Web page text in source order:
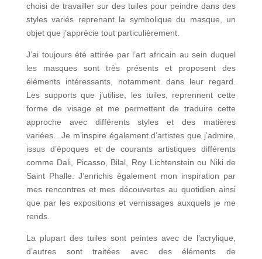
choisi de travailler sur des tuiles pour peindre dans des
styles variés reprenant la symbolique du masque, un
objet que j’apprécie tout particulièrement.
J’ai toujours été attirée par l’art africain au sein duquel
les masques sont très présents et proposent des
éléments intéressants, notamment dans leur regard.
Les supports que j’utilise, les tuiles, reprennent cette
forme de visage et me permettent de traduire cette
approche avec différents styles et des matières
variées…Je m’inspire également d’artistes que j’admire,
issus d’époques et de courants artistiques différents
comme Dali, Picasso, Bilal, Roy Lichtenstein ou Niki de
Saint Phalle. J’enrichis également mon inspiration par
mes rencontres et mes découvertes au quotidien ainsi
que par les expositions et vernissages auxquels je me
rends.
La plupart des tuiles sont peintes avec de l’acrylique,
d’autres sont traitées avec des éléments de